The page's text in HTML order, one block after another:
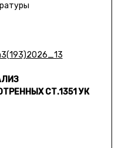
СТ.1351УК